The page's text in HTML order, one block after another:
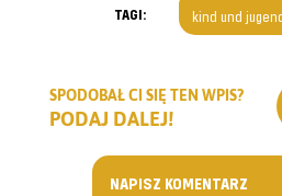
TAGI: kind und
SPODOBAŁ CI SIĘ TEN WPIS?
PODAJ DALEJ!
NAPISZ KOMENTARZ